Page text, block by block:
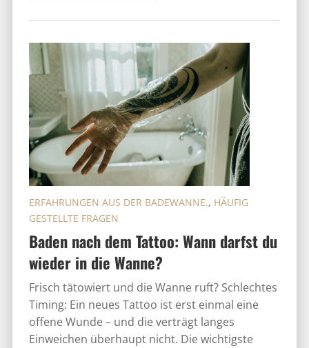
Baden nach dem Tattoo: Wann darfst du
wieder in die Wanne?
ERFAHRUNGEN AUS DER BADEWANNE., HÄUFIG
GESTELLTE FRAGEN
Frisch tätowiert und die Wanne ruft? Schlechtes
Timing: Ein neues Tattoo ist erst einmal eine
offene Wunde – und die verträgt langes
Einweichen überhaupt nicht. Die wichtigste